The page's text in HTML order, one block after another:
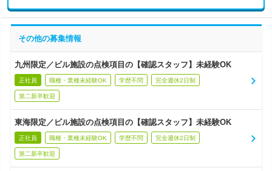
その他の募集情報
九州限定／ビル施設の点検項目の【確認スタッフ】未経験OK
正社員 職種・業種未経験OK 学歴不問 完全週休2日制
第二新卒歓迎
東海限定／ビル施設の点検項目の【確認スタッフ】未経験OK
正社員 職種・業種未経験OK 学歴不問 完全週休2日制
第二新卒歓迎